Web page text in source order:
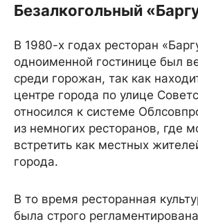
Безалкогольный
В 1980-х годах ресторан
одноименной гостинице был
среди горожан, так как
центре города по улице
относился к системе
из немногих ресторанов, где
встретить как местных
города.
В то время ресторанная
была строго